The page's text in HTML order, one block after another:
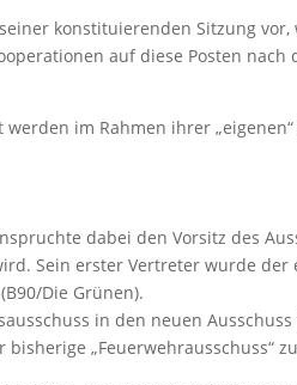
konstituierenden Sitzung
auf diese Posten nach
im Rahmen ihrer
dabei den Vorsitz des
Sein erster Vertreter wurde der
Die Grünen).
in den neuen
„Feuerwehrausschuss“